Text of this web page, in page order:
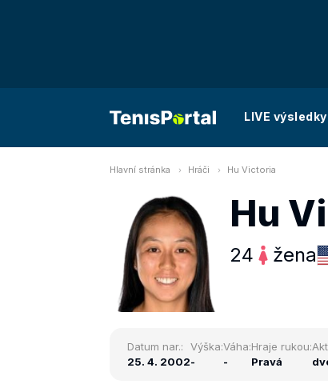
LIVE výsledky
Hlavní stránka Hráči Hu Victoria
Hu
24 žena
Datum nar.:
25. 4. 2002
Výška:
-
Váha:
-
Hraje rukou:
Pravá